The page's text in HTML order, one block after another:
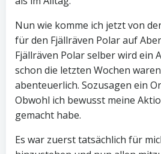
Nun wie komme ich jetzt von
für den Fjällräven Polar auf
Fjällräven Polar selber wird ein
schon die letzten Wochen
abenteuerlich. Sozusagen ein
Obwohl ich bewusst meine
gemacht habe.
Es war zuerst tatsächlich für